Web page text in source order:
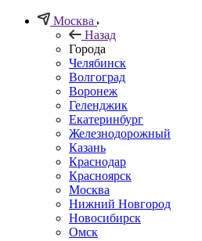
Москва
Назад
Города
Челябинск
Волгоград
Воронеж
Геленджик
Екатеринбург
Железнодорожный
Казань
Краснодар
Красноярск
Москва
Нижний Новгород
Новосибирск
Омск